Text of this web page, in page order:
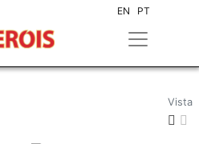
EN PT
Vista